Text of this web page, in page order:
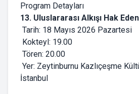
Program Detayları
13. Uluslararası Alkışı Hak
Tarih: 18 Mayıs 2026 Pazartesi
Kokteyl: 19.00
Tören: 20.00
Yer: Zeytinburnu Kazlıçeşme
İstanbul